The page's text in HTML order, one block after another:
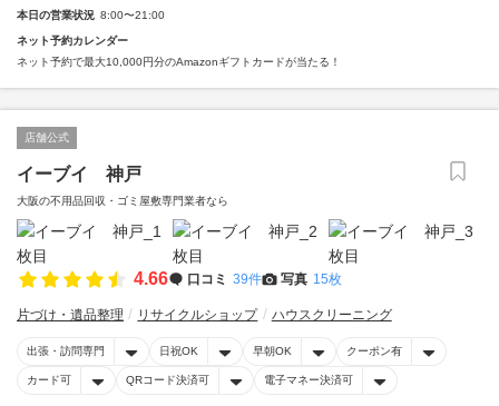
本日の営業状況 8:00〜21:00
ネット予約カレンダー
ネット予約で最大10,000円分のAmazonギフトカードが当たる！
店舗公式
イーブイ 神戸
大阪の不用品回収・ゴミ屋敷専門業者なら
4.66 口コミ 39件 写真 15枚
片づけ・遺品整理 リサイクルショップ ハウスクリーニング
出張・訪問専門 日祝OK 早朝OK クーポン有
カード可 QRコード決済可 電子マネー決済可